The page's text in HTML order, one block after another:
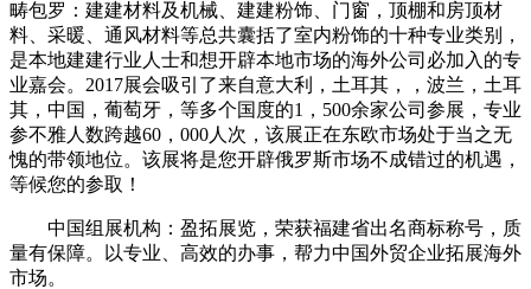
畴包罗：建建材料及机械、建建粉饰、门窗，顶棚和房顶材
料、采暖、通风材料等总共囊括了室内粉饰的十种专业类别，
是本地建建行业人士和想开辟本地市场的海外公司必加入的专
业嘉会。2017展会吸引了来自意大利，土耳其，，波兰，土耳
其，中国，葡萄牙，等多个国度的1，500余家公司参展，专业
参不雅人数跨越60，000人次，该展正在东欧市场处于当之无
愧的带领地位。该展将是您开辟俄罗斯市场不成错过的机遇，
等候您的参取！
中国组展机构：盈拓展览，荣获福建省出名商标称号，质
量有保障。以专业、高效的办事，帮力中国外贸企业拓展海外
市场。